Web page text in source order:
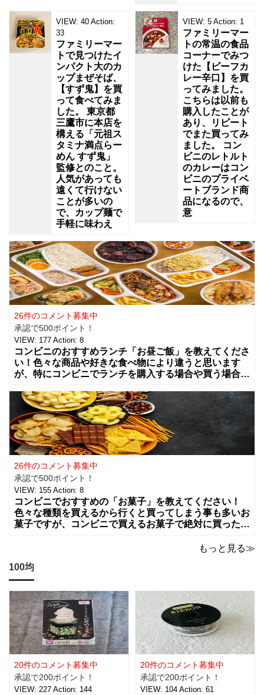
VIEW: 40 Action:
33
ファミリーマー
トで見つけたイ
ンパクト大のカ
ップまぜそば、
【すず鬼】を買
って食べてみま
した。 東京都
三鷹市に本店を
構える「元祖ス
タミナ満点らー
めん すず鬼」
監修とのこと。
人気があっても
遠くて行けない
ことが多いの
で、カップ麺で
手軽に味わえ
VIEW: 5 Action: 1
ファミリーマー
トの常温の食品
コーナーでみつ
けた【ビーフカ
レー辛口】を買
ってみました。
こちらは以前も
購入したことが
あり、リピート
でまた買ってみ
ました。 コン
ビニのレトルト
のカレーはコン
ビニのプライベ
ートブランド商
品になるので、
意
26件のコメント募集中
承認で500ポイント！
VIEW: 177 Action: 8
コンビニのおすすめランチ「お昼ご飯」を教えてくださ
い！色々な商品や好きな食べ物により違うと思います
が、特にコンビニでランチを購入する場合や買う場合に
カップラーメンやコンビニ弁当、総菜やサラダ
26件のコメント募集中
承認で500ポイント！
VIEW: 155 Action: 8
コンビニでおすすめの「お菓子」を教えてください！
色々な種類を買えるから行くと買ってしまう事も多いお
菓子ですが、コンビニで買えるお菓子で絶対に買った方
もっと見る≫
100均
20件のコメント募集中
承認で200ポイント！
VIEW: 227 Action: 144
20件のコメント募集中
承認で200ポイント！
VIEW: 104 Action: 61